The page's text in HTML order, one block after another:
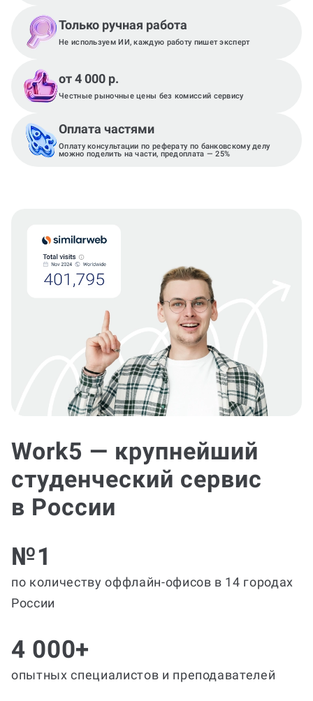
Только ручная работа
Не используем ИИ, каждую работу пишет эксперт
от 4 000 р.
Честные рыночные цены без комиссий сервису
Оплата частями
Оплату консультации по реферату по банковскому делу
можно поделить на части, предоплата — 25%
Work5 — крупнейший
студенческий сервис
в России
№1
по количеству оффлайн-офисов в 14 городах
России
4 000+
опытных специалистов и преподавателей